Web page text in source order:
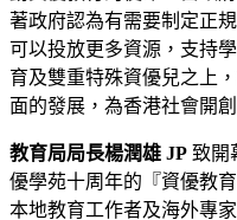
著政府認為有需要制定正
可以投放更多資源，支持
育及雙重特殊資優兒之上
面的發展，為香港社會開創
教育局局長楊潤雄 JP 致開
優學苑十周年的『資優教
本地教育工作者及海外專